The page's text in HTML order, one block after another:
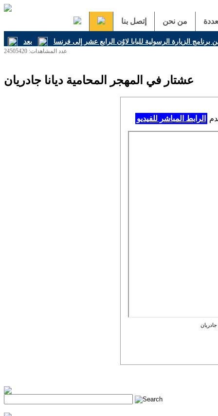
من نحن إتصل بنا
برنامج الزيارة الرسولية للبابا لاوُن الرابع عشر إلى فرنسا
عدد المشاهدات: 24505420
عشتار في المهجر المحامية ديانا جادريان
الرابط المباشر للفيديو
h